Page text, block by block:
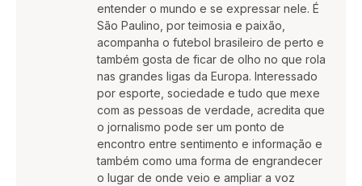
entender o mundo e se expressar nele. É
São Paulino, por teimosia e paixão,
acompanha o futebol brasileiro de perto e
também gosta de ficar de olho no que rola
nas grandes ligas da Europa. Interessado
por esporte, sociedade e tudo que mexe
com as pessoas de verdade, acredita que
o jornalismo pode ser um ponto de
encontro entre sentimento e informação e
também como uma forma de engrandecer
o lugar de onde veio e ampliar a voz